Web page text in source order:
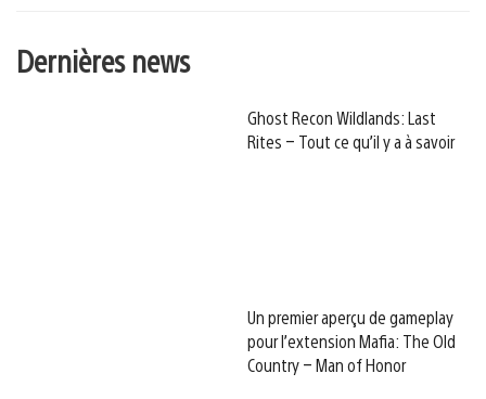
Dernières news
Ghost Recon Wildlands: Last
Rites – Tout ce qu’il y a à savoir
Un premier aperçu de gameplay
pour l’extension Mafia: The Old
Country – Man of Honor